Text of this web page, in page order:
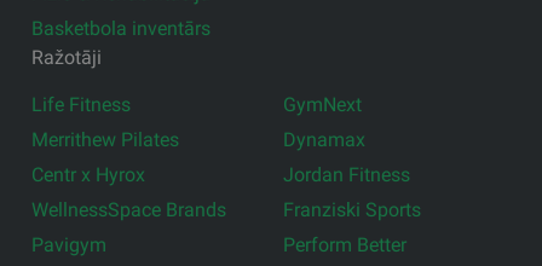
Basketbola inventārs
Ražotāji
Life Fitness
Merrithew Pilates
Centr x Hyrox
WellnessSpace Brands
Pavigym
GymNext
Dynamax
Jordan Fitness
Franziski Sports
Perform Better